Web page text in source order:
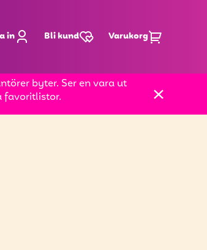
in Bli kund Varukorg
byter. Ser en vara ut
favoritlistor.